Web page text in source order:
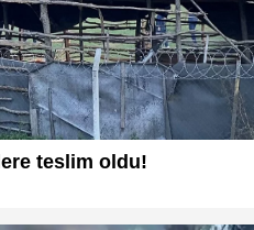
teslim oldu!